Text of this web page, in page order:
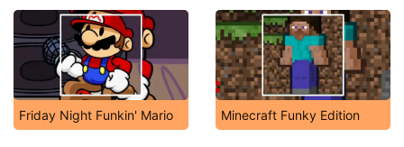
Friday Night Funkin' Mario Minecraft Funky Edition